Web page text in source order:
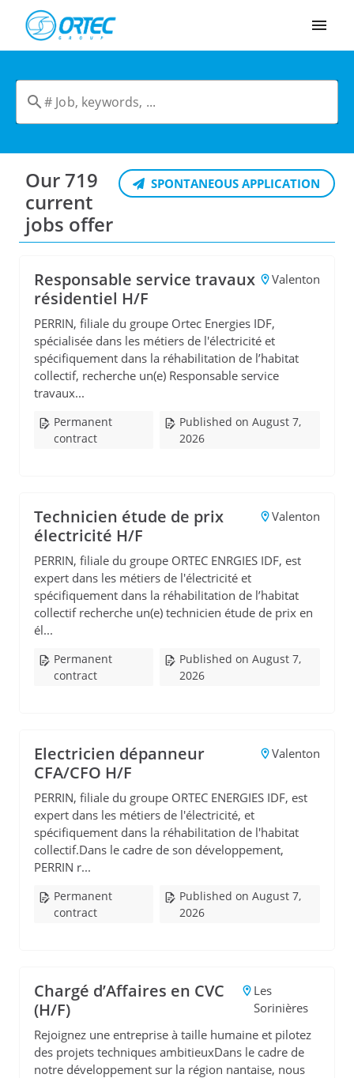
Our 719
current
jobs offer
SPONTANEOUS APPLICATION
Responsable service travaux
résidentiel H/F
Valenton
PERRIN, filiale du groupe Ortec Energies IDF,
spécialisée dans les métiers de l'électricité et
spécifiquement dans la réhabilitation de l’habitat
collectif, recherche un(e) Responsable service
travaux...
Permanent
contract
Published on August 7,
2026
Technicien étude de prix
électricité H/F
Valenton
PERRIN, filiale du groupe ORTEC ENRGIES IDF, est
expert dans les métiers de l'électricité et
spécifiquement dans la réhabilitation de l’habitat
collectif recherche un(e) technicien étude de prix en
él...
Permanent
contract
Published on August 7,
2026
Electricien dépanneur
CFA/CFO H/F
Valenton
PERRIN, filiale du groupe ORTEC ENERGIES IDF, est
expert dans les métiers de l'électricité, et
spécifiquement dans la réhabilitation de l'habitat
collectif.Dans le cadre de son développement,
PERRIN r...
Permanent
contract
Published on August 7,
2026
Chargé d’Affaires en CVC
(H/F)
Les
Sorinières
Rejoignez une entreprise à taille humaine et pilotez
des projets techniques ambitieuxDans le cadre de
notre développement sur la région nantaise, nous
Cookies management panel